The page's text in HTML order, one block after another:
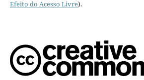
Efeito do Acesso Livre).